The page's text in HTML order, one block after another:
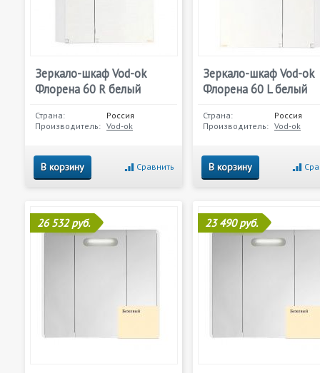
Зеркало-шкаф Vod-ok
Флорена 60 R белый
Страна:
Россия
Производитель: Vod-ok
В корзину Сравнить
Зеркало-шкаф Vod-ok
Флорена 60 L белый
Страна:
Россия
Производитель: Vod-ok
В корзину
26 532 руб. 23 490 руб.